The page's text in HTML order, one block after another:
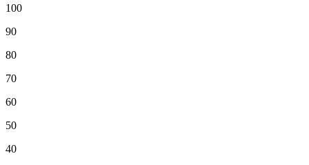
100
90
80
70
60
50
40